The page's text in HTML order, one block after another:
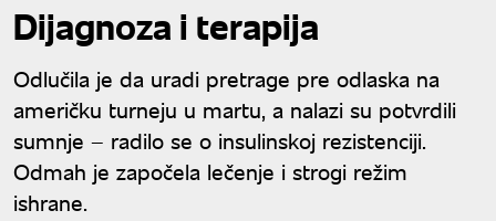
Dijagnoza i terapija
Odlučila je da uradi pretrage pre odlaska na
američku turneju u martu, a nalazi su potvrdili
sumnje – radilo se o insulinskoj rezistenciji.
Odmah je započela lečenje i strogi režim
ishrane.